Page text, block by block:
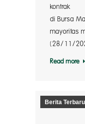
di Bursa
mayoritas
(28/11/
Read more
Berita Terbaru